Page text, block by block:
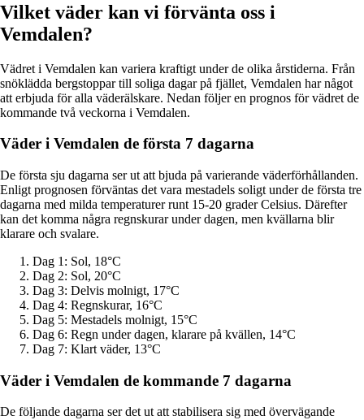
Vilket väder kan vi förvänta oss i
Vemdalen?
Vädret i Vemdalen kan variera kraftigt under de olika årstiderna. Från
snöklädda bergstoppar till soliga dagar på fjället, Vemdalen har något
att erbjuda för alla väderälskare. Nedan följer en prognos för vädret de
kommande två veckorna i Vemdalen.
Väder i Vemdalen de första 7 dagarna
De första sju dagarna ser ut att bjuda på varierande väderförhållanden.
Enligt prognosen förväntas det vara mestadels soligt under de första tre
dagarna med milda temperaturer runt 15-20 grader Celsius. Därefter
kan det komma några regnskurar under dagen, men kvällarna blir
klarare och svalare.
Dag 1: Sol, 18°C
Dag 2: Sol, 20°C
Dag 3: Delvis molnigt, 17°C
Dag 4: Regnskurar, 16°C
Dag 5: Mestadels molnigt, 15°C
Dag 6: Regn under dagen, klarare på kvällen, 14°C
Dag 7: Klart väder, 13°C
Väder i Vemdalen de kommande 7 dagarna
De följande dagarna ser det ut att stabilisera sig med övervägande